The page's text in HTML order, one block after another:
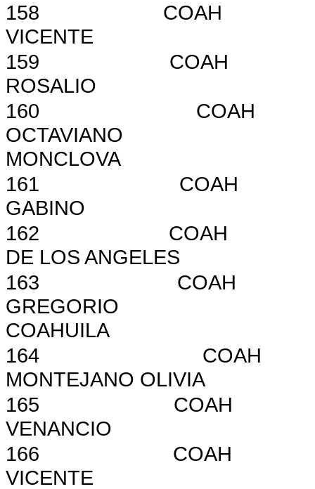
158 COAH
VICENTE
159 COAH
ROSALIO
160 COAH
OCTAVIANO
MONCLOVA
161 COAH
GABINO
162 COAH
DE LOS ANGELES
163 COAH
GREGORIO
COAHUILA
164 COAH
MONTEJANO OLIVIA
165 COAH
VENANCIO
166 COAH
VICENTE